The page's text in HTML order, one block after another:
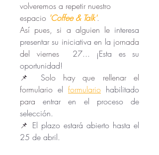
volveremos a repetir nuestro
espacio 'Coffee & Talk'.
Así pues, si a alguien le interesa
presentar su iniciativa en la jornada
del viernes 27... ¡Esta es su
oportunidad!
📌 Solo hay que rellenar el
formulario el formulario
para entrar en el proceso de
selección.
📌 El plazo estará abierto hasta el
25 de abril.